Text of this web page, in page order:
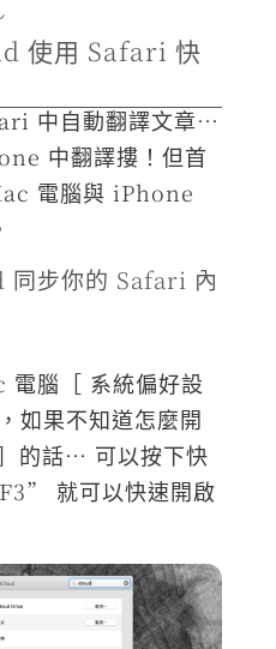
使用 Safari 快
中自動翻譯文章…
中翻譯摟！但首
電腦與 iPhone
步你的 Safari 內
電腦［ 系統偏好設
如果不知道怎麼開
的話… 可以按下快
就可以快速開啟